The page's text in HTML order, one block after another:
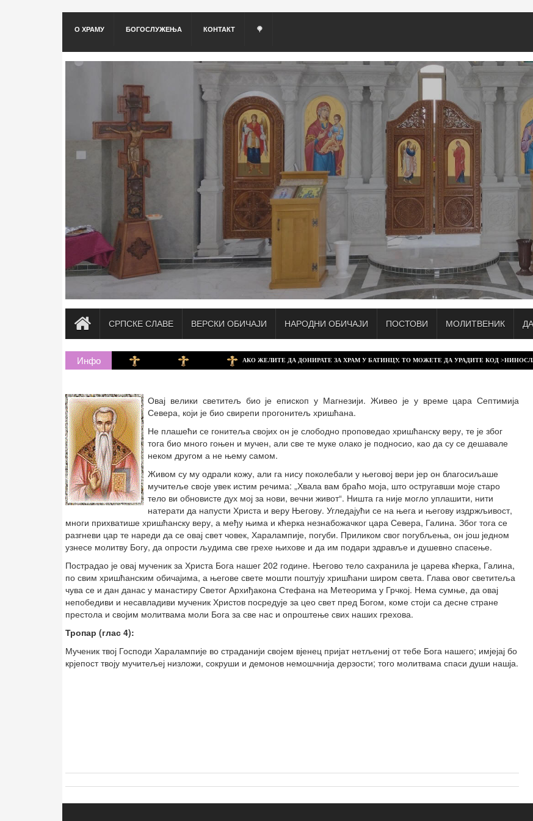
О ХРАМУ БОГОСЛУЖЕЊА КОНТАКТ 🍭
СРПСКЕ СЛАВЕ ВЕРСКИ ОБИЧАЈИ НАРОДНИ ОБИЧАЈИ ПОСТОВИ МОЛИТВЕНИК
Инфо АКО ЖЕЛИТЕ ДА ДОНИРАТЕ ЗА ХРАМ У БАТИНЦУ, ТО МОЖЕТЕ ДА УРАДИТЕ КОД >НИНОСЛАВ
Овај велики светитељ био је епископ у Магнезији. Живео је у време цара Септимија
Севера, који је био свирепи прогонитељ хришћана.
Не плашећи се гонитеља својих он је слободно проповедао хришћанску веру, те је због
тога био много гоњен и мучен, али све те муке олако је подносио, као да су се дешавале
неком другом а не њему самом.
Живом су му одрали кожу, али га нису поколебали у његовој вери јер он благосиљаше
мучитеље своје увек истим речима: „Хвала вам браћо моја, што остругавши моје старо
тело ви обновисте дух мој за нови, вечни живот“. Ништа га није могло уплашити, нити
натерати да напусти Христа и веру Његову. Угледајући се на њега и његову издржљивост,
многи прихватише хришћанску веру, а међу њима и кћерка незнабожачког цара Севера, Галина. Због тога се
разгневи цар те нареди да се овај свет човек, Харалампије, погуби. Приликом свог погубљења, он још једном
узнесе молитву Богу, да опрости људима све грехе њихове и да им подари здравље и душевно спасење.
Пострадао је овај мученик за Христа Бога нашег 202 године. Његово тело сахранила је царева кћерка, Галина,
по свим хришћанским обичајима, а његове свете мошти поштују хришћани широм света. Глава овог светитеља
чува се и дан данас у манастиру Светог Архиђакона Стефана на Метеорима у Грчкој. Нема сумње, да овај
непобедиви и несавладиви мученик Христов посредује за цео свет пред Богом, коме стоји са десне стране
престола и својим молитвама моли Бога за све нас и опроштење свих наших грехова.
Тропар (глас 4):
Мученик твој Господи Харалампије во страданији својем вјенец пријат нетљениј от тебе Бога нашего; имјејај бо
крјепост твоју мучитељеј низложи, сокруши и демонов немошчнија дерзости; того молитвама спаси души нашја.